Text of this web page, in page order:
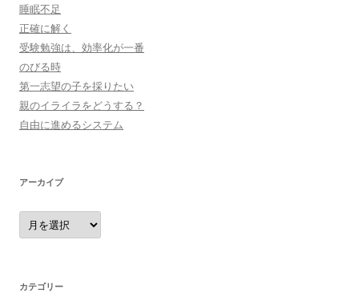
睡眠不足
正確に解く
受験勉強は、効率化が一番
のびる時
第一志望の子を採りたい
親のイライラをどうする？
自由に進めるシステム
アーカイブ
ア
ー
カ
カテゴリー